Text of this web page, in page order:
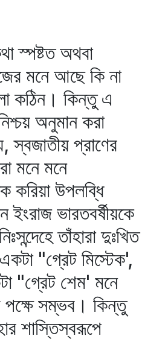
স্পষ্টত অথবা
মনে আছে কি না
কঠিন। কিন্তু এ
অনুমান করা
স্বজাতীয় প্রাণের
মনে মনে
উপলব্ধি
ভারতবর্ষীয়কে
তাঁহারা দুঃখিত
"গ্রেট মিস্টেক',
"গ্রেট শেম' মনে
পক্ষে সম্ভব। কিন্তু
শাস্তিস্বরূপে